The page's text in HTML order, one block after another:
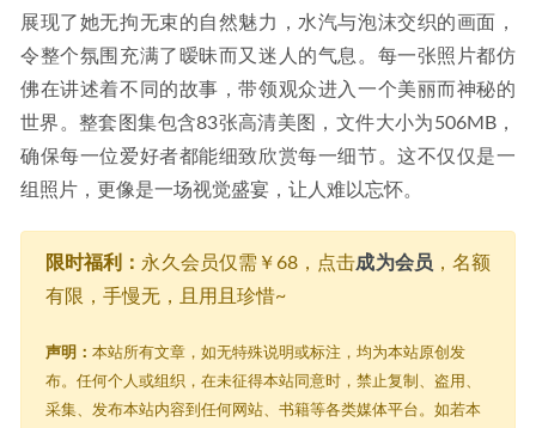
展现了她无拘无束的自然魅力，水汽与泡沫交织的画面，
令整个氛围充满了暧昧而又迷人的气息。每一张照片都仿
佛在讲述着不同的故事，带领观众进入一个美丽而神秘的
世界。整套图集包含83张高清美图，文件大小为506MB，
确保每一位爱好者都能细致欣赏每一细节。这不仅仅是一
组照片，更像是一场视觉盛宴，让人难以忘怀。
限时福利： 永久会员仅需￥68，点击成为会员 ，名额
有限，手慢无，且用且珍惜~
声明： 本站所有文章，如无特殊说明或标注，均为本站原创发
布。任何个人或组织，在未征得本站同意时，禁止复制、盗用、
采集、发布本站内容到任何网站、书籍等各类媒体平台。如若本